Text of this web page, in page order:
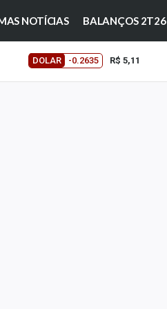
NOTÍCIAS BALANÇOS 2T26
DOLAR -0.2635 R$ 5,11